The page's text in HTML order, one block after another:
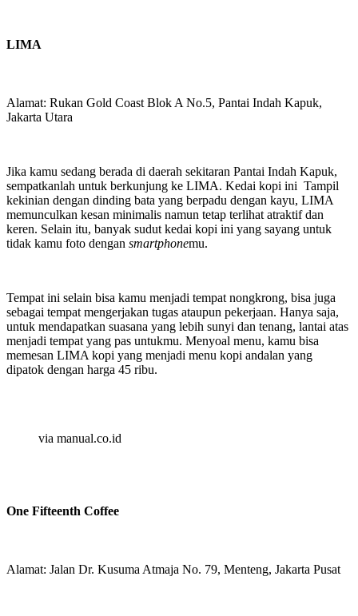
LIMA
Alamat: Rukan Gold Coast Blok A No.5, Pantai Indah Kapuk,
Jakarta Utara
Jika kamu sedang berada di daerah sekitaran Pantai Indah Kapuk,
sempatkanlah untuk berkunjung ke LIMA. Kedai kopi ini Tampil
kekinian dengan dinding bata yang berpadu dengan kayu, LIMA
memunculkan kesan minimalis namun tetap terlihat atraktif dan
keren. Selain itu, banyak sudut kedai kopi ini yang sayang untuk
tidak kamu foto dengan smartphonemu.
Tempat ini selain bisa kamu menjadi tempat nongkrong, bisa juga
sebagai tempat mengerjakan tugas ataupun pekerjaan. Hanya saja,
untuk mendapatkan suasana yang lebih sunyi dan tenang, lantai atas
menjadi tempat yang pas untukmu. Menyoal menu, kamu bisa
memesan LIMA kopi yang menjadi menu kopi andalan yang
dipatok dengan harga 45 ribu.
via manual.co.id
One Fifteenth Coffee
Alamat: Jalan Dr. Kusuma Atmaja No. 79, Menteng, Jakarta Pusat